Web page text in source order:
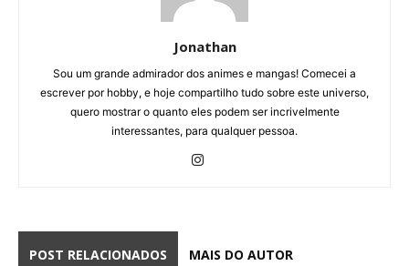
Jonathan
Sou um grande admirador dos animes e mangas! Comecei a
escrever por hobby, e hoje compartilho tudo sobre este universo,
quero mostrar o quanto eles podem ser incrivelmente
interessantes, para qualquer pessoa.
POST RELACIONADOS MAIS DO AUTOR